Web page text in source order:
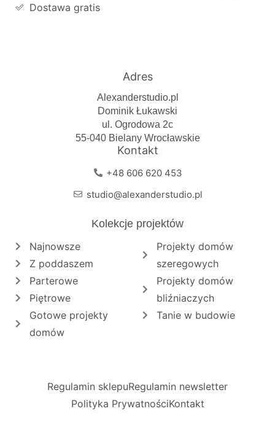
Dostawa gratis
Adres
Alexanderstudio.pl
Dominik Łukawski
ul. Ogrodowa 2c
55-040 Bielany Wrocławskie
Kontakt
+48 606 620 453
studio@alexanderstudio.pl
Kolekcje projektów
Najnowsze
Z poddaszem
Parterowe
Piętrowe
Gotowe projekty
domów
Projekty domów
szeregowych
Projekty domów
bliźniaczych
Tanie w budowie
Regulamin sklepuRegulamin newsletter
Polityka PrywatnościKontakt